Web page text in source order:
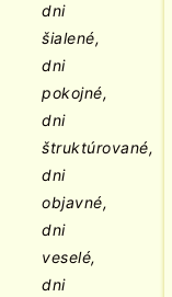
dni
šialené,
dni
pokojné,
dni
štruktúrované,
dni
objavné,
dni
veselé,
dni